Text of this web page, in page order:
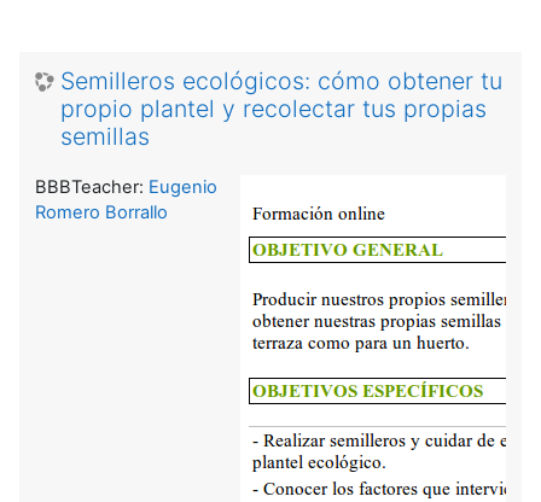
Semilleros ecológicos: cómo obtener tu
propio plantel y recolectar tus propias
semillas
BBBTeacher: Eugenio
Romero Borrallo